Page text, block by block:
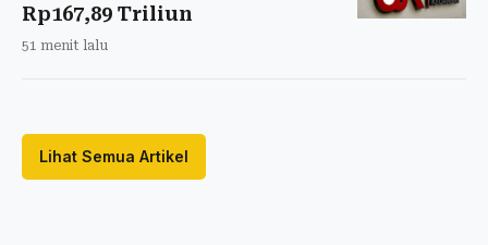
Rp167,89 Triliun
51 menit lalu
Lihat Semua Artikel